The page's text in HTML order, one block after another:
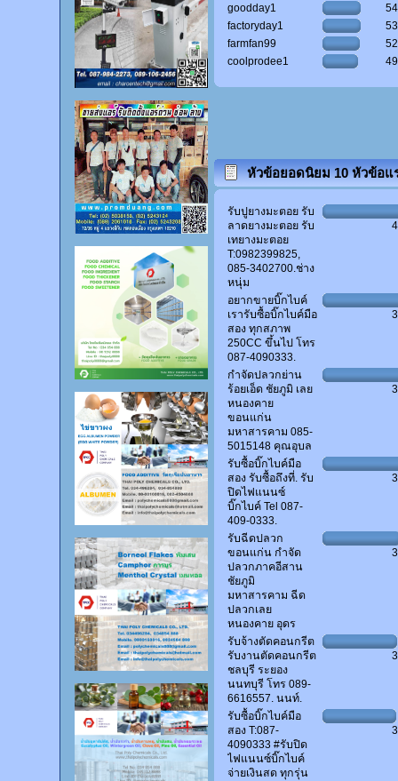
goodday1
factoryday1
farmfan99
coolprodee1
หัวข้อยอดนิยม 10 หัวข้อแ
รับปูยางมะตอย รับ
ลาดยางมะตอย รับ
เทยางมะตอย
T:0982399825,
085-3402700.ช่าง
หนุ่ม
อยากขายบิ๊กไบค์
เรารับซื้อบิ๊กไบค์มือ
สอง ทุกสภาพ
250CC ขึ้นไป โทร
087-4090333.
กำจัดปลวกย่าน
ร้อยเอ็ด ชัยภูมิ เลย
หนองคาย
ขอนแก่น
มหาสารคาม 085-
5015148 คุณอุบล
รับซื้อบิ๊กไบค์มือ
สอง รับซื้อถึงที่. รับ
ปิดไฟแนนซ์
บิ๊กไบค์ Tel 087-
409-0333.
รับฉีดปลวก
ขอนแก่น กำจัด
ปลวกภาคอีสาน
ชัยภูมิ
มหาสารคาม ฉีด
ปลวกเลย
หนองคาย อุดร
รับจ้างตัดคอนกรีต
รับงานตัดคอนกรีต
ชลบุรี ระยอง
นนทบุรี โทร 089-
6616557. นนท์.
รับซื้อบิ๊กไบค์มือ
สอง T:087-
4090333 #รับปิด
ไฟแนนซ์บิ๊กไบค์
จ่ายเงินสด ทุกรุ่น